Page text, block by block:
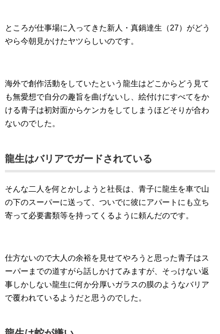
ところが仕事場に入ってきた新人・真鍋達生（27）がどう
やら今朝見かけたヤツらしいのです。
海外で創作活動をしていたという龍生はどこからどう見て
も無愛想で自分の趣旨を曲げないし、絵付けにすべてをか
ける青子は初対面からケンカをしてしまうほどそりが合わ
ないのでした。
龍生はバリアでガードされている
そんな二人を何とかしようと社長は、青子に龍生を車で山
の下のスーパーに送って、ついでに彼にアパートにも立ち
寄って必要書類等を持ってくるように頼んだのです。
仕方ないので大人の余裕を見せてやろうと思った青子はス
ーパーまでの道すがら話しかけてみますが、そっけない返
事しかしない龍生に何か分厚いガラスの膜のようなバリア
で覆われているようだと思うのでした。